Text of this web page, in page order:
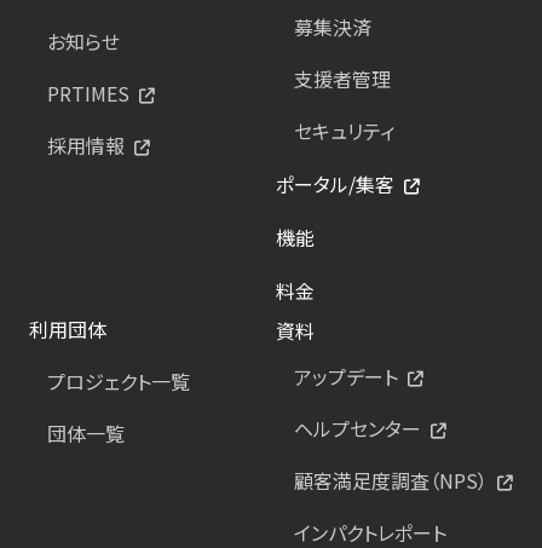
お知らせ
PRTIMES
採用情報
募集決済
支援者管理
セキュリティ
ポータル/集客
機能
料金
利用団体
プロジェクト一覧
団体一覧
資料
アップデート
ヘルプセンター
顧客満足度調査（NPS）
インパクトレポート